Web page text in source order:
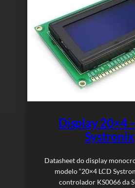
Display 20×4
Systronix
Datasheet do display
modelo “20×4 LCD
controlador KS0066 da